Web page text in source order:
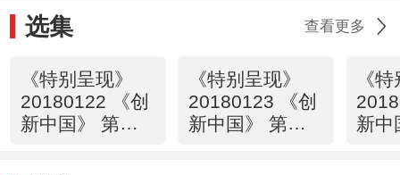
选集 查看更多
《特别呈现》
20180122 《创
新中国》 第一
《特别呈现》
20180123 《创
新中国》 第二
《
新中